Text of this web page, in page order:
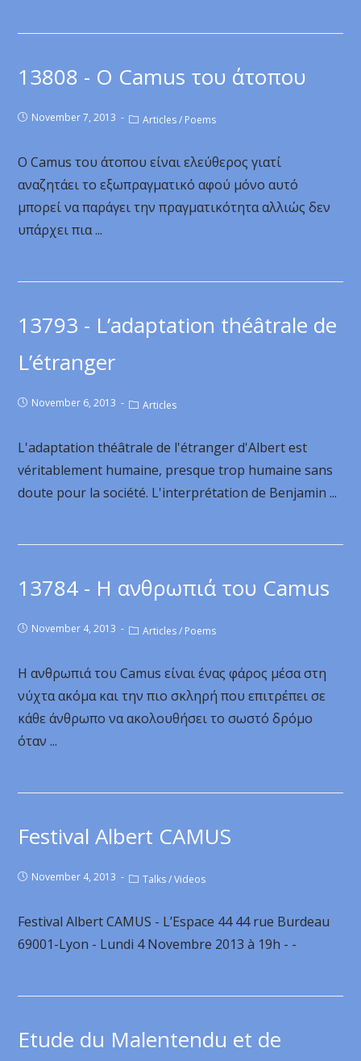
13808 - Ο Camus του άτοπου
November 7, 2013 Articles / Poems
Ο Camus του άτοπου είναι ελεύθερος γιατί
αναζητάει το εξωπραγματικό αφού μόνο αυτό
μπορεί να παράγει την πραγματικότητα αλλιώς δεν
υπάρχει πια ...
13793 - L’adaptation théâtrale de
L’étranger
November 6, 2013 Articles
L'adaptation théâtrale de l'étranger d'Albert est
véritablement humaine, presque trop humaine sans
doute pour la société. L'interprétation de Benjamin ...
13784 - Η ανθρωπιά του Camus
November 4, 2013 Articles / Poems
Η ανθρωπιά του Camus είναι ένας φάρος μέσα στη
νύχτα ακόμα και την πιο σκληρή που επιτρέπει σε
κάθε άνθρωπο να ακολουθήσει το σωστό δρόμο
όταν ...
Festival Albert CAMUS
November 4, 2013 Talks / Videos
Festival Albert CAMUS - L’Espace 44 44 rue Burdeau
69001-Lyon - Lundi 4 Novembre 2013 à 19h - -
Etude du Malentendu et de